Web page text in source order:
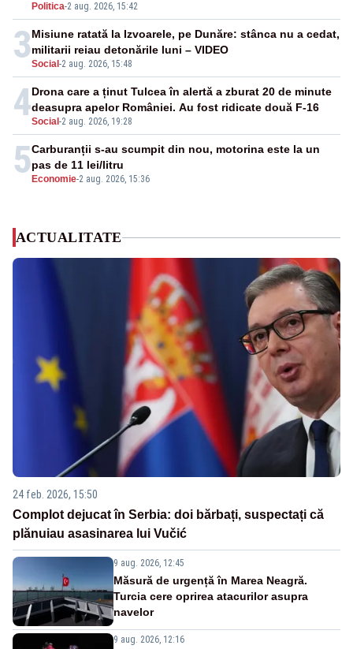
Politica-2 aug. 2026, 15:42
3Social -2 aug. 2026, 15:48
Misiune ratată la Izvoarele, pe Dunăre: stânca nu a cedat,
militarii reiau detonările luni – VIDEO
4Social -2 aug. 2026, 19:28
Drona care a ținut Tulcea în alertă a zburat 20 de minute
deasupra apelor României. Au fost ridicate două F-16
5 Economie-2 aug. 2026, 15:36
Carburanții s-au scumpit din nou, motorina este la un
pas de 11 lei/litru
ACTUALITATE
24 feb. 2026, 15:50
Complot dejucat în Serbia: doi bărbați, suspectați că
plănuiau asasinarea lui Vučić
9 aug. 2026, 12:45
Măsură de urgență în Marea Neagră.
Turcia cere oprirea atacurilor asupra
navelor
9 aug. 2026, 12:16